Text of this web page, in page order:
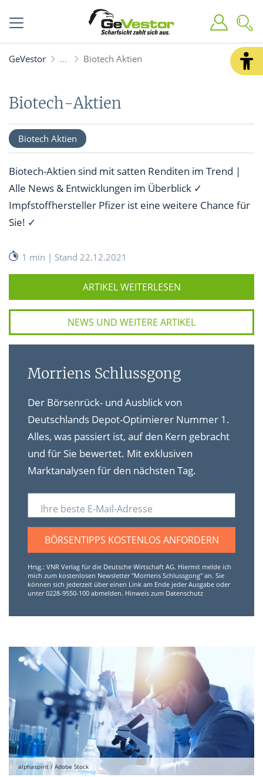
GeVestor Biotech Aktien
Biotech-Aktien
Biotech Aktien
Biotech-Aktien sind mit satten Renditen im Trend |
Alle News & Entwicklungen im Überblick ✓
Impfstoffhersteller Pfizer ist eine weitere Chance für
Sie! ✓
1 min | Stand 22.12.2021
ARTIKEL WEITERLESEN
NEWS UND WEITERE ARTIKEL
Morriens Schlussgong
Der Börsenrück- und Ausblick von
Deutschlands Depot-Optimierer Nummer 1.
Alles, was passiert ist, auf den Kern gebracht
und für Sie bewertet. Mit exklusiven
Marktanalysen für den nächsten Tag.
Ihre beste E-Mail-Adresse
BÖRSENTIPPS KOSTENLOS ANFORDERN
Hrsg.: VNR Verlag für die Deutsche Wirtschaft AG. Hiermit melde ich
mich zum kostenlosen Newsletter "Morriens Schlussgong" an. Sie
können sich jederzeit über einen Link am Ende jeder Ausgabe oder
unter 0228-9550-100 abmelden. Hinweis zum Datenschutz
alphaspirit / Adobe Stock